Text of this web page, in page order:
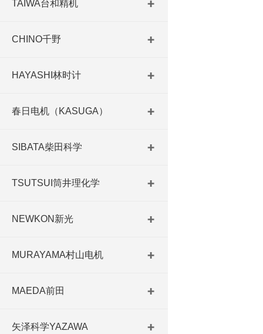
TAIWA台和精机
CHINO千野
HAYASHI林时计
春日电机（KASUGA）
SIBATA柴田科学
TSUTSUI筒井理化学
NEWKON新光
MURAYAMA村山电机
MAEDA前田
矢泽科学YAZAWA